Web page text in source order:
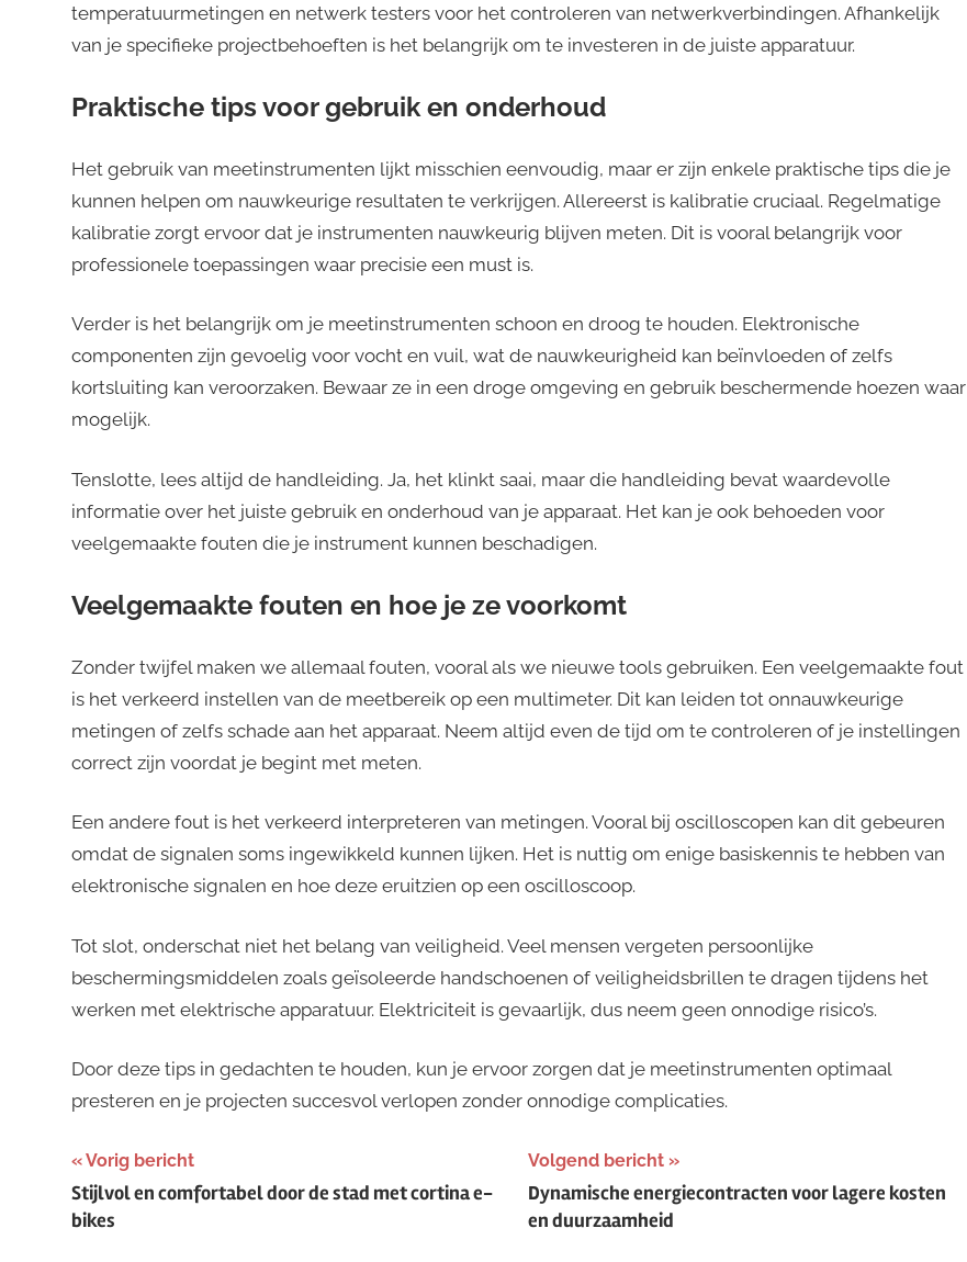
temperatuurmetingen en netwerk testers voor het controleren van netwerkverbindingen. Afhankelijk
van je specifieke projectbehoeften is het belangrijk om te investeren in de juiste apparatuur.
Praktische tips voor gebruik en onderhoud
Het gebruik van meetinstrumenten lijkt misschien eenvoudig, maar er zijn enkele praktische tips die je
kunnen helpen om nauwkeurige resultaten te verkrijgen. Allereerst is kalibratie cruciaal. Regelmatige
kalibratie zorgt ervoor dat je instrumenten nauwkeurig blijven meten. Dit is vooral belangrijk voor
professionele toepassingen waar precisie een must is.
Verder is het belangrijk om je meetinstrumenten schoon en droog te houden. Elektronische
componenten zijn gevoelig voor vocht en vuil, wat de nauwkeurigheid kan beïnvloeden of zelfs
kortsluiting kan veroorzaken. Bewaar ze in een droge omgeving en gebruik beschermende hoezen waar
mogelijk.
Tenslotte, lees altijd de handleiding. Ja, het klinkt saai, maar die handleiding bevat waardevolle
informatie over het juiste gebruik en onderhoud van je apparaat. Het kan je ook behoeden voor
veelgemaakte fouten die je instrument kunnen beschadigen.
Veelgemaakte fouten en hoe je ze voorkomt
Zonder twijfel maken we allemaal fouten, vooral als we nieuwe tools gebruiken. Een veelgemaakte fout
is het verkeerd instellen van de meetbereik op een multimeter. Dit kan leiden tot onnauwkeurige
metingen of zelfs schade aan het apparaat. Neem altijd even de tijd om te controleren of je instellingen
correct zijn voordat je begint met meten.
Een andere fout is het verkeerd interpreteren van metingen. Vooral bij oscilloscopen kan dit gebeuren
omdat de signalen soms ingewikkeld kunnen lijken. Het is nuttig om enige basiskennis te hebben van
elektronische signalen en hoe deze eruitzien op een oscilloscoop.
Tot slot, onderschat niet het belang van veiligheid. Veel mensen vergeten persoonlijke
beschermingsmiddelen zoals geïsoleerde handschoenen of veiligheidsbrillen te dragen tijdens het
werken met elektrische apparatuur. Elektriciteit is gevaarlijk, dus neem geen onnodige risico’s.
Door deze tips in gedachten te houden, kun je ervoor zorgen dat je meetinstrumenten optimaal
presteren en je projecten succesvol verlopen zonder onnodige complicaties.
Bericht
navigatie
Vorig bericht
Stijlvol en comfortabel door de stad met cortina e-
bikes
Volgend bericht
Dynamische energiecontracten voor lagere kosten
en duurzaamheid